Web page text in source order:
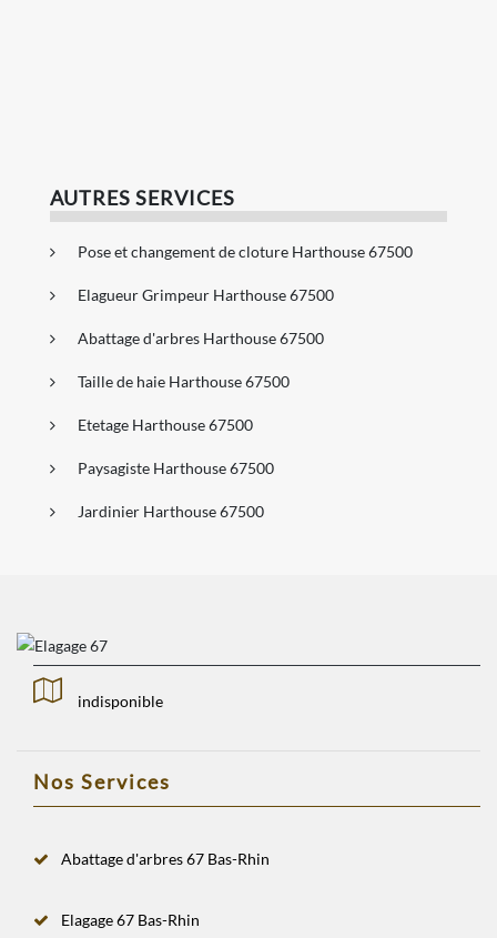
AUTRES SERVICES
Pose et changement de cloture Harthouse 67500
Elagueur Grimpeur Harthouse 67500
Abattage d'arbres Harthouse 67500
Taille de haie Harthouse 67500
Etetage Harthouse 67500
Paysagiste Harthouse 67500
Jardinier Harthouse 67500
indisponible
Nos Services
Abattage d'arbres 67 Bas-Rhin
Elagage 67 Bas-Rhin